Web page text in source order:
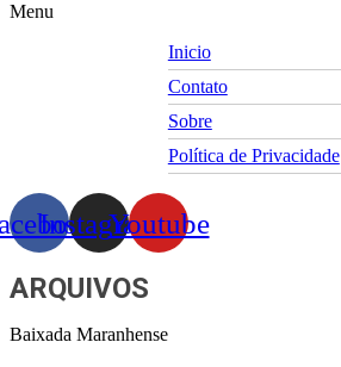
Menu
Inicio
Contato
Sobre
Política de Privacidade
InstagramYoutube
ARQUIVOS
Baixada Maranhense